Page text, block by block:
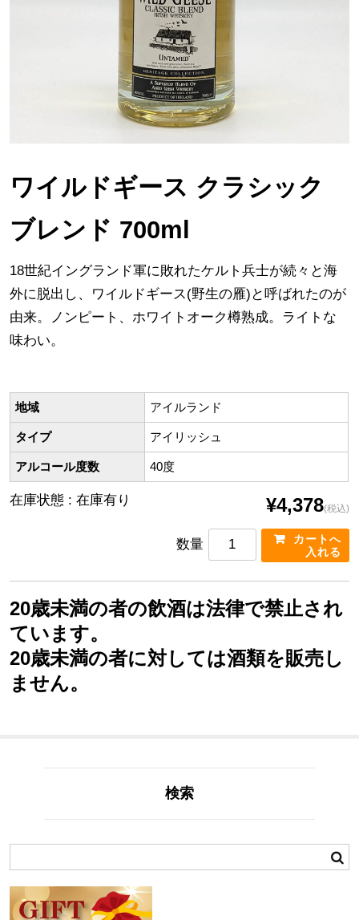
ワイルドギース クラシック
ブレンド 700ml
18世紀イングランド軍に敗れたケルト兵士が続々と海
外に脱出し、ワイルドギース(野生の雁)と呼ばれたのが
由来。ノンピート、ホワイトオーク樽熟成。ライトな
味わい。
地域 アイルランド
タイプ アイリッシュ
アルコール度数 40度
在庫状態 : 在庫有り ¥4,378(税込)
数量
20歳未満の者の飲酒は法律で禁止され
ています。
20歳未満の者に対しては酒類を販売し
ません。
検索